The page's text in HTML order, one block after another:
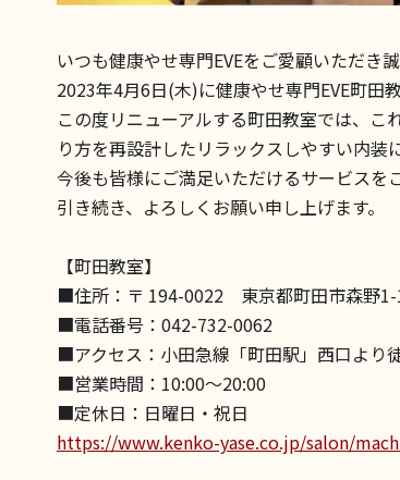
いつも健康やせ専門EVEをご愛顧いただき
2023年4月6日(木)に健康やせ専門EVE町田
この度リニューアルする町田教室では、こ
り方を再設計したリラックスしやすい内装
今後も皆様にご満足いただけるサービスを
引き続き、よろしくお願い申し上げます。
【町田教室】
■住所：〒 194-0022 東京都町田市森野1-
■電話番号：042-732-0062
■アクセス：小田急線「町田駅」西口より
■営業時間：10:00～20:00
■定休日：日曜日・祝日
https://www.kenko-yase.co.jp/salon/